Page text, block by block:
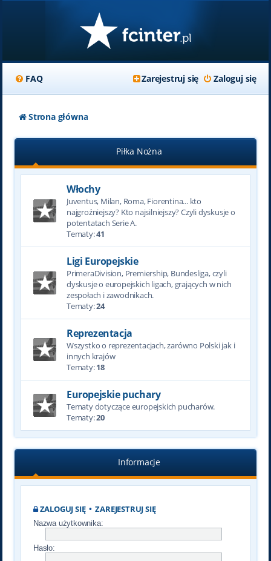
FAQ Zaloguj się
Zarejestruj się
Strona główna
Piłka Nożna
Włochy
Juventus, Milan, Roma, Fiorentina... kto
najgroźniejszy? Kto najsilniejszy? Czyli dyskusje o
potentatach Serie A.
Tematy:41
Ligi Europejskie
PrimeraDivision, Premiership, Bundesliga, czyli
dyskusje o europejskich ligach, grających w nich
zespołach i zawodnikach.
Tematy:24
Reprezentacja
Wszystko o reprezentacjach, zarówno Polski jak i
innych krajów
Tematy:18
Europejskie puchary
Tematy dotyczące europejskich pucharów.
Tematy:20
Informacje
ZALOGUJ SIĘ•ZAREJESTRUJ SIĘ
Nazwa użytkownika:
Hasło: